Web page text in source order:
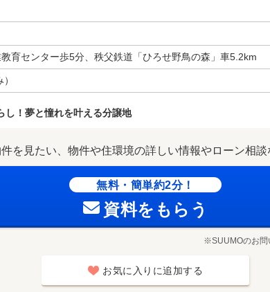
育センター歩5分、秩父鉄道「ひろせ野鳥の森」車5.2km
し！夢と憧れを叶える分譲地
を見たい、物件や住環境の詳しい情報やローン相談
無料・簡単約2分！
資料をもらう
※SUUMOのお問
お気に入りに追加する